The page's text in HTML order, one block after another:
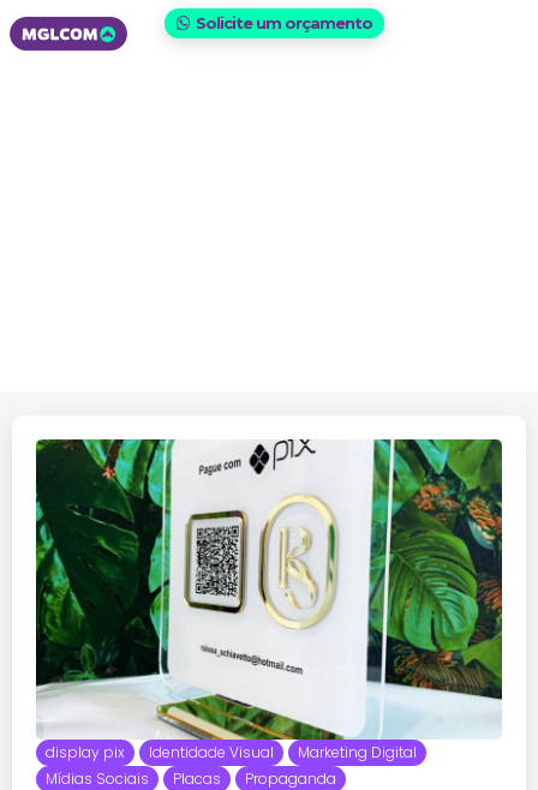
Solicite um orçamento
display pix Identidade Visual
Marketing Digital
Mídias Sociais
Placas Propaganda